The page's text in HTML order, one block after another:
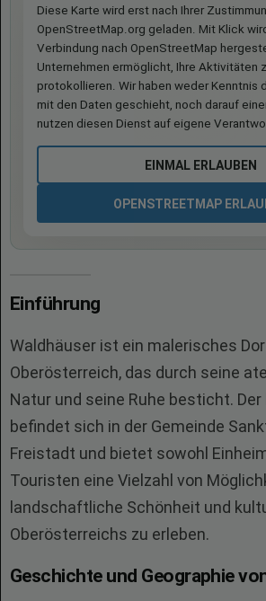
Diese Karte wird erst nach Ihrer
OpenStreetMap.org geladen. Mit Klick
Verbindung nach OpenStreetMap
Unternehmen ermöglicht, Ihre Aktivitäten
protokollieren. Wir haben weder Kenntnis
mit den Daten geschieht, noch darauf
nutzen diesen Dienst auf eigene
EINMAL ERLAUBEN
OPENSTREETMAP
Einführung
Waldhäuser ist ein malerisches
Oberösterreich, das durch seine
Natur und seine Ruhe besticht. Der
befindet sich in der Gemeinde
Freistadt und bietet sowohl
Touristen eine Vielzahl von
landschaftliche Schönheit und
Oberösterreichs zu erleben.
Geschichte und Geographie